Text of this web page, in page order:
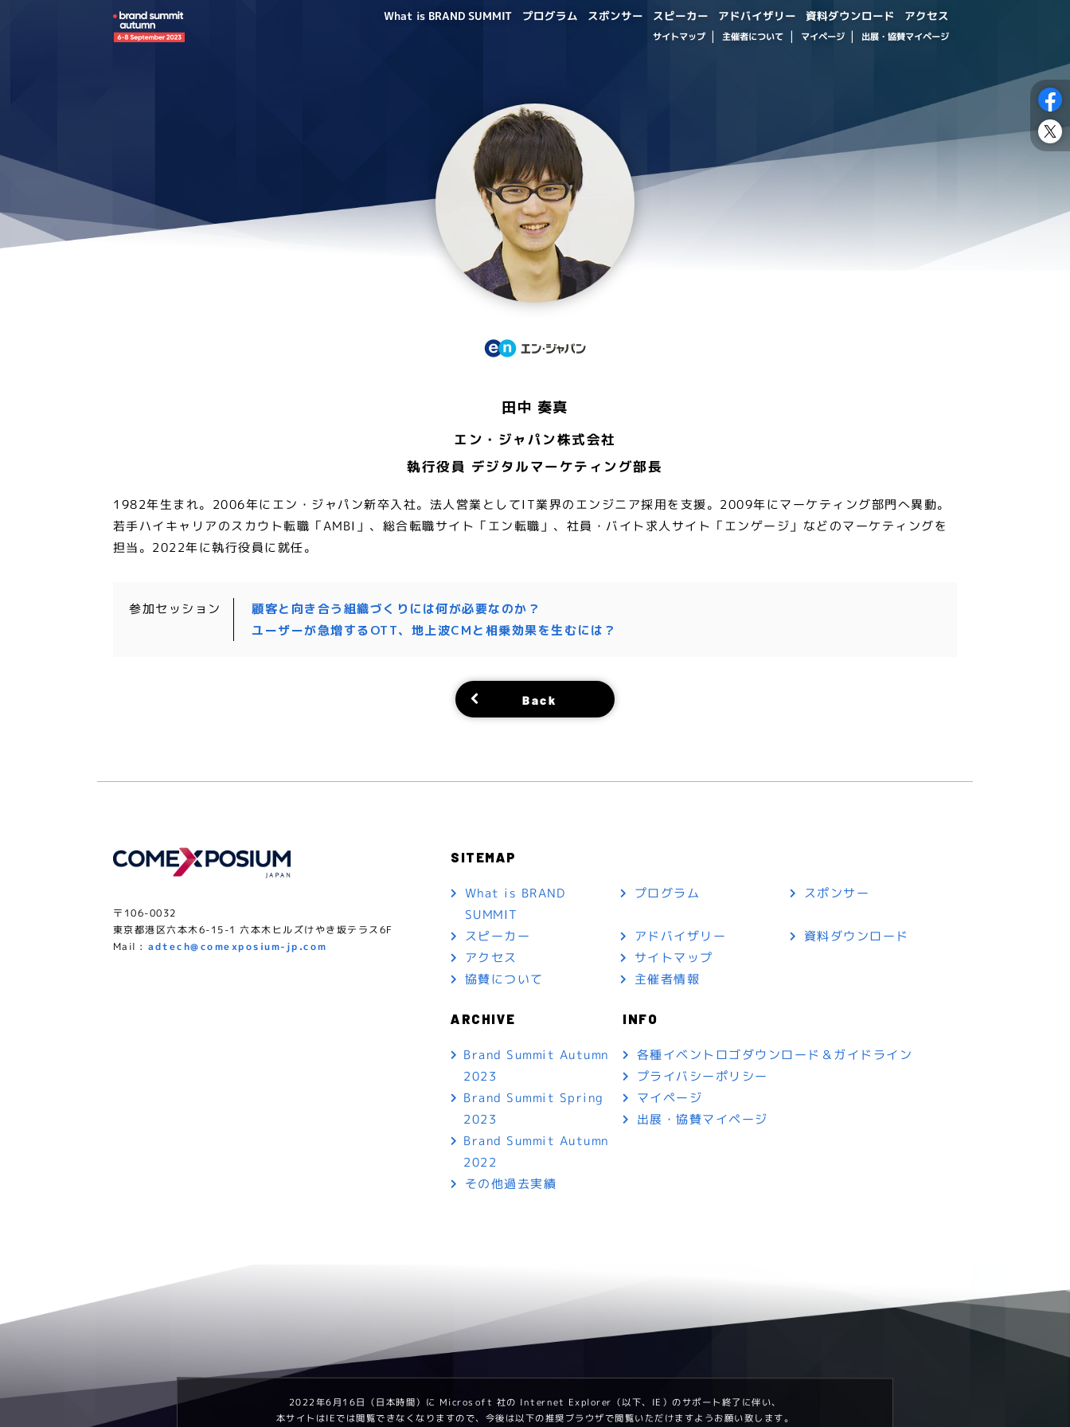
What is BRAND SUMMIT プログラム スポンサー スピーカー アドバイザリー 資料ダウンロード アクセス
サイトマップ 主催者について マイページ 出展・協賛マイページ
田中 奏真
エン・ジャパン株式会社
執行役員 デジタルマーケティング部長
1982年生まれ。2006年にエン・ジャパン新卒入社。法人営業としてIT業界のエンジニア採用を支援。2009年にマーケティング部門へ異動。
若手ハイキャリアのスカウト転職「AMBI」、総合転職サイト「エン転職」、社員・バイト求人サイト「エンゲージ」などのマーケティングを
担当。2022年に執行役員に就任。
参加セッション
顧客と向き合う組織づくりには何が必要なのか？
ユーザーが急増するOTT、地上波CMと相乗効果を生むには？
Back
〒106-0032
東京都港区六本木6-15-1 六本木ヒルズけやき坂テラス6F
Mail :adtech@comexposium-jp.com
SITEMAP
What is BRAND
SUMMIT
プログラム スポンサー
スピーカー アドバイザリー 資料ダウンロード
アクセス
サイトマップ
協賛について
主催者情報
ARCHIVE
Brand Summit Autumn
2023
Brand Summit Spring
2023
Brand Summit Autumn
2022
その他過去実績
INFO
各種イベントロゴダウンロード＆ガイドライン
プライバシーポリシー
マイページ
出展・協賛マイページ
2022年6月16日（日本時間）に Microsoft 社の Internet Explorer（以下、IE）のサポート終了に伴い、
本サイトはIEでは閲覧できなくなりますので、今後は以下の推奨ブラウザで閲覧いただけますようお願い致します。